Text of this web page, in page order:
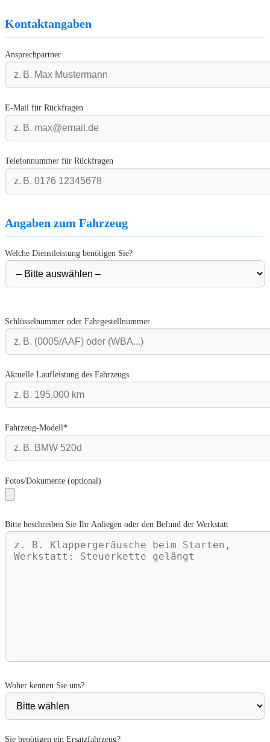
Kontaktangaben
Ansprechpartner
E-Mail für Rückfragen
Telefonnummer für Rückfragen
Angaben zum Fahrzeug
Welche Dienstleistung benötigen Sie?
Schlüsselnummer oder Fahrgestellnummer
Aktuelle Laufleistung des Fahrzeugs
Fahrzeug-Modell*
Fotos/Dokumente (optional)
Bitte beschreiben Sie Ihr Anliegen oder den Befund der Werkstatt
Woher kennen Sie uns?
Sie benötigen ein Ersatzfahrzeug?